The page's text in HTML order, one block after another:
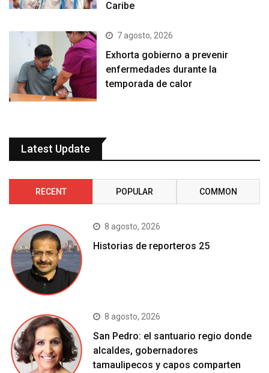
Caribe
7 agosto, 2026
Exhorta gobierno a prevenir
enfermedades durante la
temporada de calor
Latest Update
RECENT POPULAR COMMON
8 agosto, 2026
Historias de reporteros 25
8 agosto, 2026
San Pedro: el santuario regio donde
alcaldes, gobernadores
tamaulipecos y capos comparten